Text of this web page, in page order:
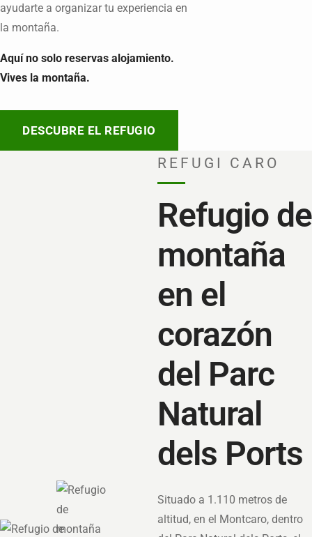
ayudarte a organizar tu experiencia en
la montaña.
Aquí no solo reservas alojamiento.
Vives la montaña.
DESCUBRE EL REFUGIO
REFUGI CARO
Refugio de
montaña
en el
corazón
del Parc
Natural
dels Ports
Situado a 1.110 metros de
altitud, en el Montcaro, dentro